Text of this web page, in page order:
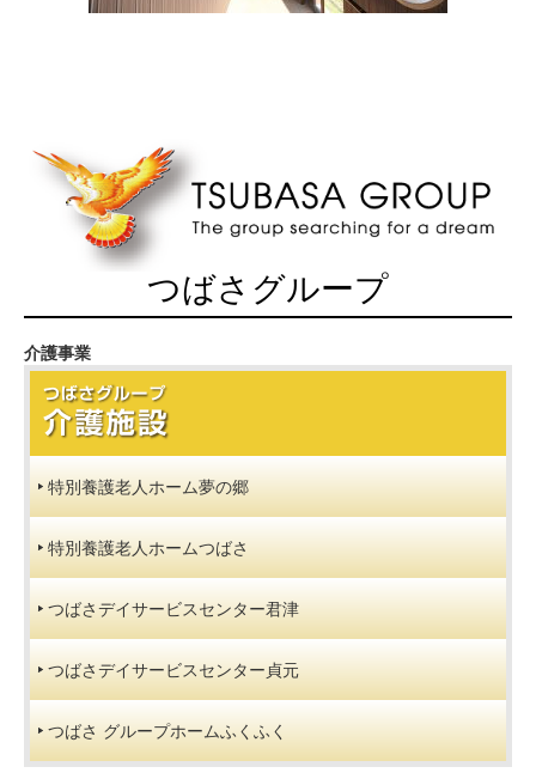
つばさグループ
介護事業
特別養護老人ホーム夢の郷
特別養護老人ホームつばさ
つばさデイサービスセンター君津
つばさデイサービスセンター貞元
つばさ グループホームふくふく